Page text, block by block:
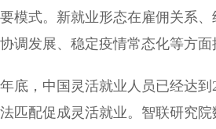
模式。新就业形态在雇佣关系
调发展、稳定疫情常态化等方面
，中国灵活就业人员已经达到
匹配促成灵活就业。智联研究